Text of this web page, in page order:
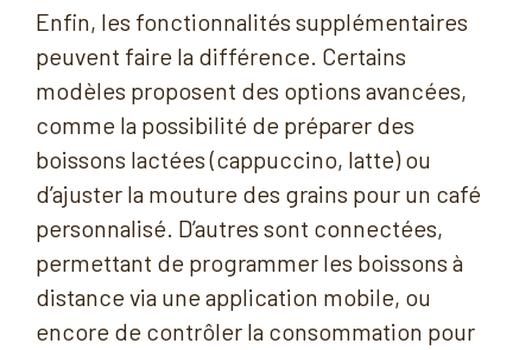
Enfin, les fonctionnalités supplémentaires
peuvent faire la différence. Certains
modèles proposent des options avancées,
comme la possibilité de préparer des
boissons lactées (cappuccino, latte) ou
d’ajuster la mouture des grains pour un café
personnalisé. D’autres sont connectées,
permettant de programmer les boissons à
distance via une application mobile, ou
encore de contrôler la consommation pour